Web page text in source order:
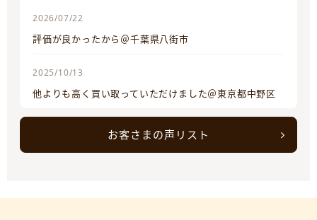
2026/07/22
評価が良かったから＠千葉県八街市
2025/10/13
他よりも高く買い取っていただけました＠東京都中野区
お客さまの声リスト